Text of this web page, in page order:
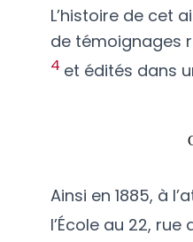
L’histoire de cet
de témoignages
4 et édités dans
Ainsi en 1885, à
l’École au 22,